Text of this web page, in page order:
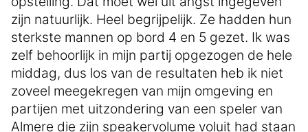
zijn natuurlijk. Heel begrijpelijk. Ze hadden hun
sterkste mannen op bord 4 en 5 gezet. Ik was
zelf behoorlijk in mijn partij opgezogen de hele
middag, dus los van de resultaten heb ik niet
zoveel meegekregen van mijn omgeving en
partijen met uitzondering van een speler van
Almere die zijn speakervolume voluit had staan